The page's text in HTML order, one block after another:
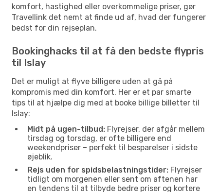
komfort, hastighed eller overkommelige priser, gør
Travellink det nemt at finde ud af, hvad der fungerer
bedst for din rejseplan.
Bookinghacks til at få den bedste flypris
til Islay
Det er muligt at flyve billigere uden at gå på
kompromis med din komfort. Her er et par smarte
tips til at hjælpe dig med at booke billige billetter til
Islay:
Midt på ugen-tilbud: Flyrejser, der afgår mellem
tirsdag og torsdag, er ofte billigere end
weekendpriser – perfekt til besparelser i sidste
øjeblik.
Rejs uden for spidsbelastningstider: Flyrejser
tidligt om morgenen eller sent om aftenen har
en tendens til at tilbyde bedre priser og kortere